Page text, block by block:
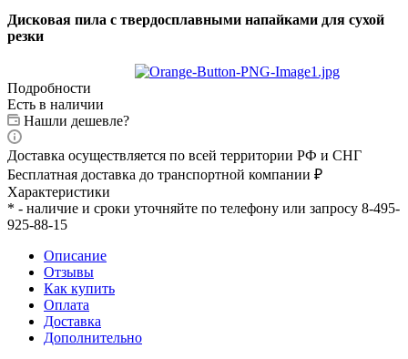
Дисковая пила с твердосплавными напайками для сухой
резки
Подробности
Есть в наличии
Нашли дешевле?
Доставка осуществляется по всей территории РФ и СНГ
Бесплатная доставка до транспортной компании ₽
Характеристики
* - наличие и сроки уточняйте по телефону или запросу 8-495-
925-88-15
Описание
Отзывы
Как купить
Оплата
Доставка
Дополнительно